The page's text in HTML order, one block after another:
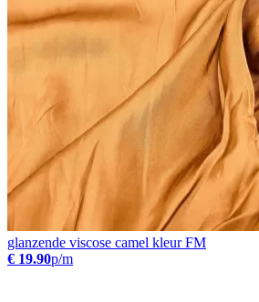
glanzende viscose camel kleur FM
€ 19.90p/m